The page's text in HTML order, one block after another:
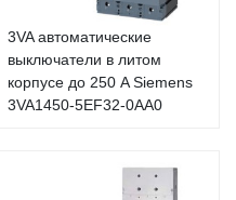
3VA автоматические
выключатели в литом
корпусе до 250 A Siemens
3VA1450-5EF32-0AA0